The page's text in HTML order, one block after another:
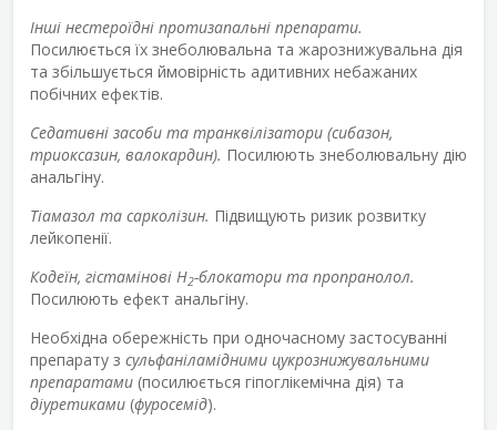
Інші нестероїдні протизапальні препарати.
Посилюється їх знеболювальна та жарознижувальна дія
та збільшується ймовірність адитивних небажаних
побічних ефектів.
Седативні засоби та транквілізатори (сибазон,
триоксазин, валокардин). Посилюють знеболювальну дію
анальгіну.
Тіамазол та сарколізин. Підвищують ризик розвитку
лейкопенії.
Кодеїн, гістамінові Н2-блокатори та пропранолол.
Посилюють ефект анальгіну.
Необхідна обережність при одночасному застосуванні
препарату з сульфаніламідними цукрознижувальними
препаратами (посилюється гіпоглікемічна дія) та
діуретиками (фуросемід).